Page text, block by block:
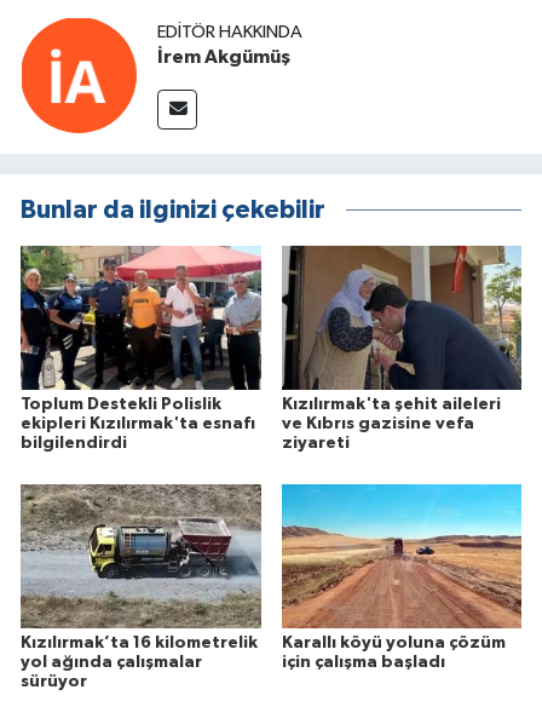
EDITÖR HAKKINDA
İrem Akgümüş
Bunlar da ilginizi çekebilir
Toplum Destekli Polislik
ekipleri Kızılırmak'ta esnafı
bilgilendirdi
Kızılırmak'ta şehit aileleri
ve Kıbrıs gazisine vefa
ziyareti
Kızılırmak’ta 16 kilometrelik
yol ağında çalışmalar
sürüyor
Karallı köyü yoluna çözüm
için çalışma başladı